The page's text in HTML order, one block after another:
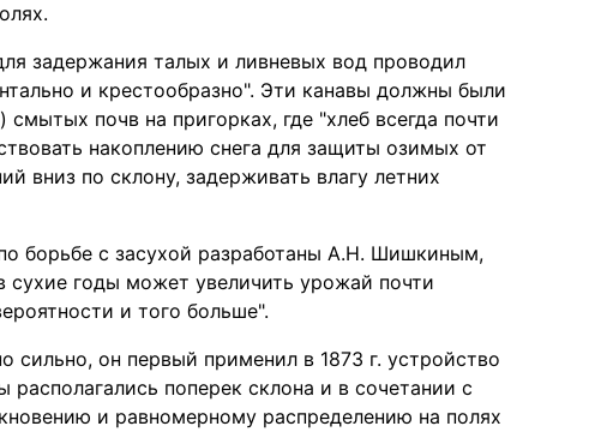
задержания талых и ливневых вод проводил
и крестообразно". Эти канавы должны были
почв на пригорках, где "хлеб всегда почти
накоплению снега для защиты озимых от
вниз по склону, задерживать влагу летних
борьбе с засухой разработаны А.Н. Шишкиным,
сухие годы может увеличить урожай почти
и того больше".
сильно, он первый применил в 1873 г. устройство
поперек склона и в сочетании с
и равномерному распределению на полях